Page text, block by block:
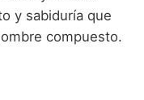
y sabiduría que
compuesto.